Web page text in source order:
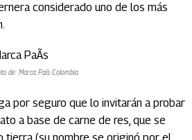
considerado uno de los más
de: Marca País Colombia
por seguro que lo invitarán a probar
a base de carne de res, que se